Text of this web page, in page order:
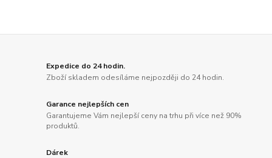
Expedice do 24 hodin.
Zboží skladem odesíláme nejpozději do 24 hodin.
Garance nejlepších cen
Garantujeme Vám nejlepší ceny na trhu při více než 90%
produktů.
Dárek